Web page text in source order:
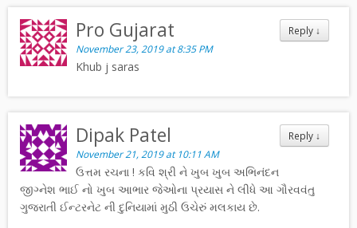
Reply ↓
Pro Gujarat
November 23, 2019 at 8:35 PM
Khub j saras
Reply ↓
Dipak Patel
November 21, 2019 at 10:11 AM
ઉત્તમ રચના ! કવિ શ્રી ને ખુબ ખુબ અભિનંદન
જીગ્નેશ ભાઈ નો ખુબ આભાર જેઓના પ્રયાસ ને લીધે આ ગૌરવવંતુ
ગુજરાતી ઈન્ટરનેટ ની દુનિયામાં મુઠી ઉચેરું મલકાય છે.